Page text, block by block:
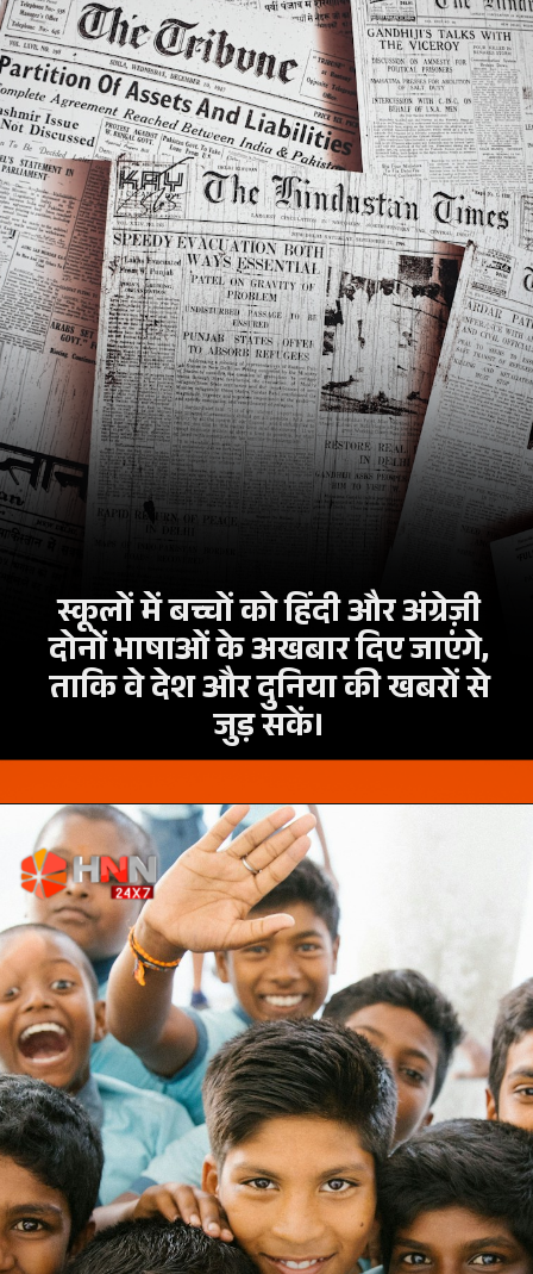
स्कूलों में बच्चों को हिंदी और अंग्रेज़ी
दोनों भाषाओं के अखबार दिए जाएंगे,
ताकि वे देश और दुनिया की खबरों से